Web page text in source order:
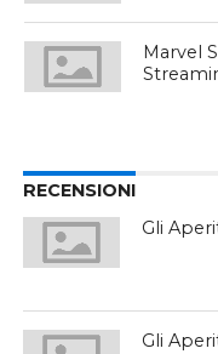
Marvel
RECENSIONI
Gli
Gli